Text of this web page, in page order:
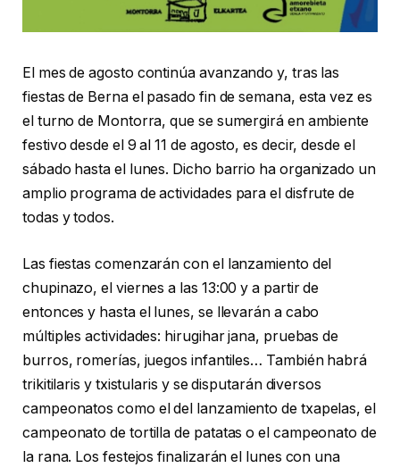
El mes de agosto continúa avanzando y, tras las
fiestas de Berna el pasado fin de semana, esta vez es
el turno de Montorra, que se sumergirá en ambiente
festivo desde el 9 al 11 de agosto, es decir, desde el
sábado hasta el lunes. Dicho barrio ha organizado un
amplio programa de actividades para el disfrute de
todas y todos.
Las fiestas comenzarán con el lanzamiento del
chupinazo, el viernes a las 13:00 y a partir de
entonces y hasta el lunes, se llevarán a cabo
múltiples actividades: hirugihar jana, pruebas de
burros, romerías, juegos infantiles… También habrá
trikitilaris y txistularis y se disputarán diversos
campeonatos como el del lanzamiento de txapelas, el
campeonato de tortilla de patatas o el campeonato de
la rana. Los festejos finalizarán el lunes con una